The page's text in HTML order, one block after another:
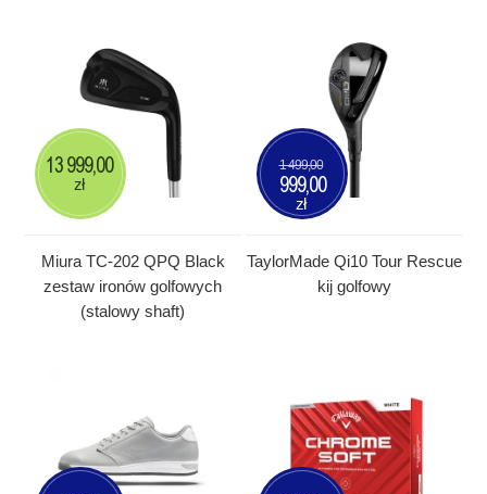
Miura TC-202 QPQ Black
zestaw ironów golfowych
(stalowy shaft)
13 999,00
zł
TaylorMade Qi10 Tour Rescue
kij golfowy
1 499,00
999,00
zł